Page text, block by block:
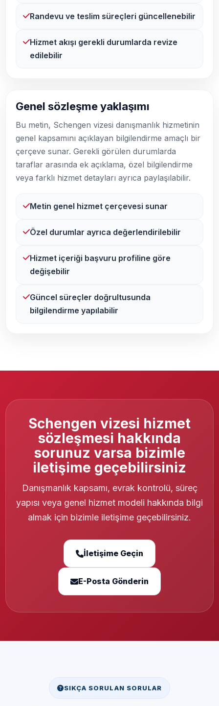
Randevu ve teslim süreçleri güncellenebilir
Hizmet akışı gerekli durumlarda revize
edilebilir
Genel sözleşme yaklaşımı
Bu metin, Schengen vizesi danışmanlık hizmetinin
genel kapsamını açıklayan bilgilendirme amaçlı bir
çerçeve sunar. Gerekli görülen durumlarda
taraflar arasında ek açıklama, özel bilgilendirme
veya farklı hizmet detayları ayrıca paylaşılabilir.
Metin genel hizmet çerçevesi sunar
Özel durumlar ayrıca değerlendirilebilir
Hizmet içeriği başvuru profiline göre
değişebilir
Güncel süreçler doğrultusunda
bilgilendirme yapılabilir
Schengen vizesi hizmet
sözleşmesi hakkında
sorunuz varsa bizimle
iletişime geçebilirsiniz
Danışmanlık kapsamı, evrak kontrolü, süreç
yapısı veya genel hizmet modeli hakkında bilgi
almak için bizimle iletişime geçebilirsiniz.
İletişime Geçin
E-Posta Gönderin
SIKÇA SORULAN SORULAR